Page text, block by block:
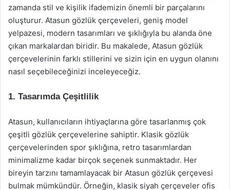
zamanda stil ve kişilik ifademizin önemli bir parçalarını
oluşturur. Atasun gözlük çerçeveleri, geniş model
yelpazesi, modern tasarımları ve şıklığıyla bu alanda öne
çıkan markalardan biridir. Bu makalede, Atasun gözlük
çerçevelerinin farklı stillerini ve sizin için en uygun olanını
nasıl seçebileceğinizi inceleyeceğiz.
1. Tasarımda Çeşitlilik
Atasun, kullanıcıların ihtiyaçlarına göre tasarlanmış çok
çeşitli gözlük çerçevelerine sahiptir. Klasik gözlük
çerçevelerinden spor şıklığına, retro tasarımlardan
minimalizme kadar birçok seçenek sunmaktadır. Her
bireyin tarzını tamamlayacak bir Atasun gözlük çerçevesi
bulmak mümkündür. Örneğin, klasik siyah çerçeveler ofis